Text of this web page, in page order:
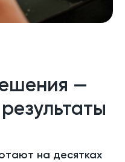
—
на десятках